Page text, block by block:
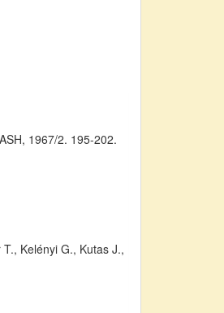
1967/2. 195-202.
Kelényi G., Kutas J.,